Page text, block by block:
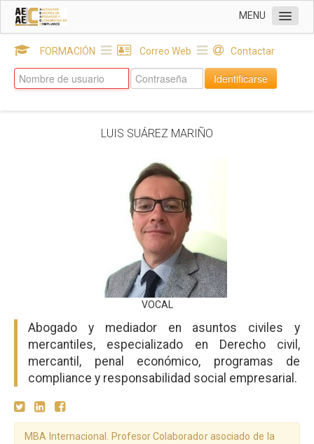
MENU
INICIO
Sobre AEAEC
EUROPEAN COMPLIANCE & NEWS
Decálogo Etico AEAEC
FORMACIÓN Correo Web Contactar
Identificarse
LUIS SUÁREZ MARIÑO
VOCAL
Abogado y mediador en asuntos civiles y
mercantiles, especializado en Derecho civil,
mercantil, penal económico, programas de
compliance y responsabilidad social empresarial.
MBA Internacional. Profesor Colaborador asociado de la